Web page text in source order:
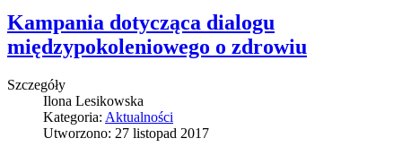
Kampania dotycząca dialogu
międzypokoleniowego o zdrowiu
Szczegóły
Ilona Lesikowska
Kategoria: Aktualności
Utworzono: 27 listopad 2017